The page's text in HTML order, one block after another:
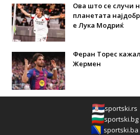
Ова што се случи
планетата
е Лука Модриќ
Феран Торес
Жермен
sportski.rs
sportski.bg
sportski.ba